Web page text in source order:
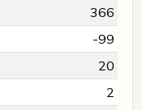
366
-99
20
2